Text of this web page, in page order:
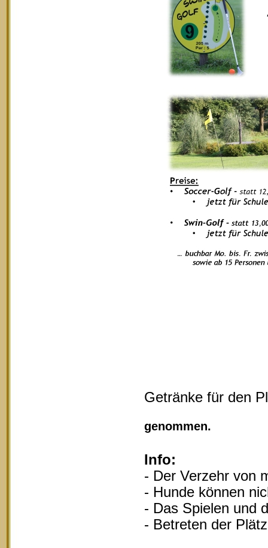
Getränke für den
genommen.
Info:
- Der Verzehr von
- Hunde können
- Das Spielen und
- Betreten der